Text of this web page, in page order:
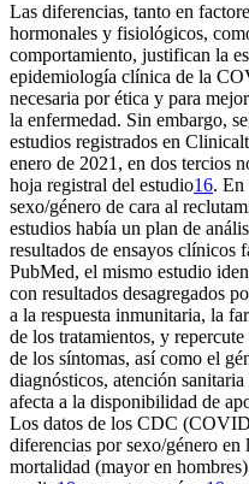
Las diferencias, tanto en
hormonales y fisiológicos,
comportamiento, justifican la
epidemiología clínica de la
necesaria por ética y para
la enfermedad. Sin embargo,
estudios registrados en
enero de 2021, en dos tercios
hoja registral del estudio16. En
sexo/género de cara al
estudios había un plan de
resultados de ensayos clínicos
PubMed, el mismo estudio
con resultados desagregados
a la respuesta inmunitaria, la
de los tratamientos, y
de los síntomas, así como el
diagnósticos, atención
afecta a la disponibilidad de
Los datos de los CDC
diferencias por sexo/género
mortalidad (mayor en